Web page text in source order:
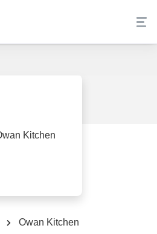
Owan Kitchen